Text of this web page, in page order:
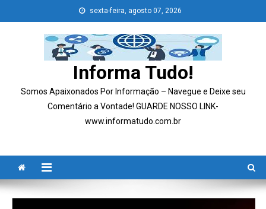
to
sexta-feira, agosto 07, 2026
Informa Tudo!
Somos Apaixonados Por Informação – Navegue e Deixe seu
Comentário a Vontade! GUARDE NOSSO LINK-
www.informatudo.com.br